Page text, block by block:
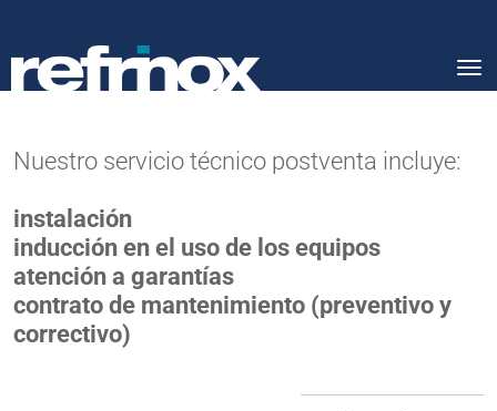
Nuestro servicio técnico postventa incluye:
instalación
inducción en el uso de los equipos
atención a garantías
contrato de mantenimiento (preventivo y
correctivo)